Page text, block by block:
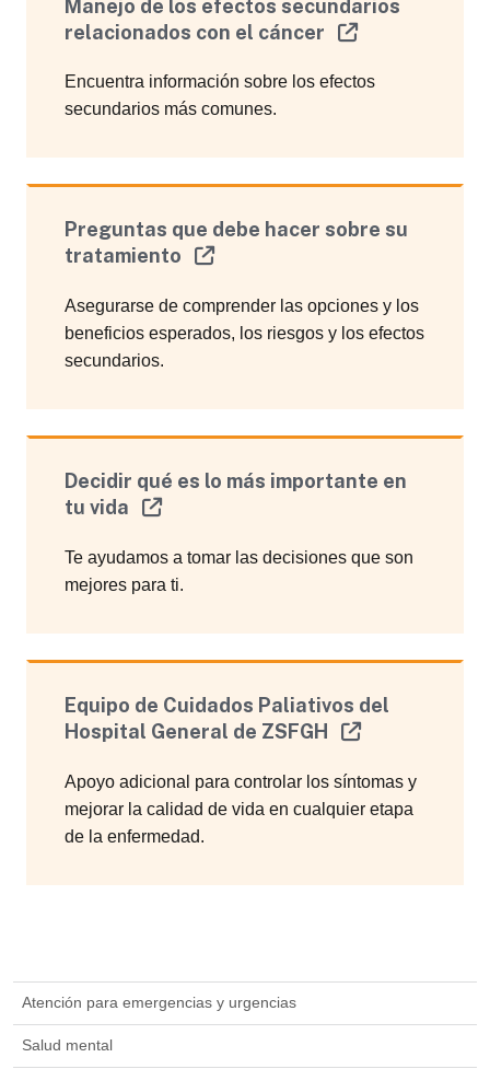
Atención para emergencias y urgencias
Salud mental
Manejo de los efectos secundarios
relacionados con el cáncer
Encuentra información sobre los efectos
secundarios más comunes.
Preguntas que debe hacer sobre su
tratamiento
Asegurarse de comprender las opciones y los
beneficios esperados, los riesgos y los efectos
secundarios.
Decidir qué es lo más importante en
tu vida
Te ayudamos a tomar las decisiones que son
mejores para ti.
Equipo de Cuidados Paliativos del
Hospital General de ZSFGH
Apoyo adicional para controlar los síntomas y
mejorar la calidad de vida en cualquier etapa
de la enfermedad.